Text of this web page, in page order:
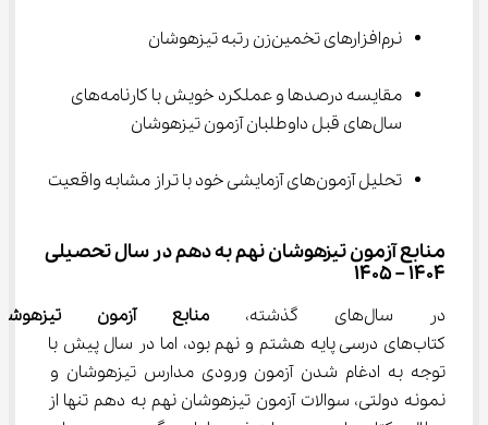
نرم‌افزارهای تخمین‌زن رتبه تیزهوشان
مقایسه درصدها و عملکرد خویش با کارنامه‌های
سال‌های قبل داوطلبان آزمون تیزهوشان
تحلیل آزمون‌های آزمایشی خود با تراز مشابه واقعیت
منابع آزمون تیزهوشان نهم به دهم در سال تحصیلی
1404 – 1405
در سال‌های گذشته،
منابع آزمون
کتاب‌های درسی پایه هشتم و نهم بود، اما در سال پیش با
توجه به ادغام شدن آزمون ورودی مدارس تیزهوشان و
نمونه دولتی، سوالات آزمون تیزهوشان نهم به دهم تنها از